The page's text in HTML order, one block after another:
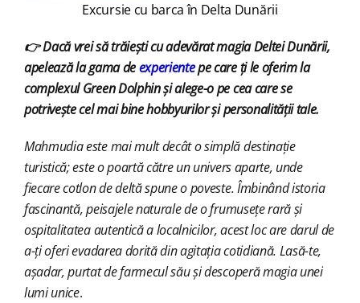
Excursie cu barca în Delta Dunării
👉 Dacă vrei să trăiești cu adevărat magia Deltei Dunării,
apelează la gama deexperientepe care ți le oferim la
complexul Green Dolphin și alege-o pe cea care se
potrivește cel mai bine hobbyurilor și personalității tale.
Mahmudia este mai mult decât o simplă destinație
turistică; este o poartă către un univers aparte, unde
fiecare cotlon de deltă spune o poveste. Îmbinând istoria
fascinantă, peisajele naturale de o frumusețe rară și
ospitalitatea autentică a localnicilor, acest loc are darul de
a-ți oferi evadarea dorită din agitația cotidiană. Lasă-te,
așadar, purtat de farmecul său și descoperă magia unei
lumi unice.